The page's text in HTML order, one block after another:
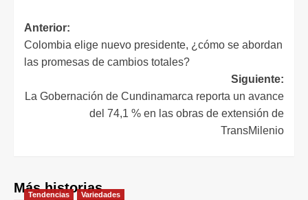
Anterior:
Colombia elige nuevo presidente, ¿cómo se abordan
las promesas de cambios totales?
Siguiente:
La Gobernación de Cundinamarca reporta un avance
del 74,1 % en las obras de extensión de
TransMilenio
Más historias
Tendencias Variedades